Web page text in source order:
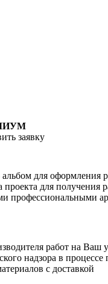
заявку
для оформления
для получения
профессиональными
работ на Ваш
надзора в процессе
с доставкой